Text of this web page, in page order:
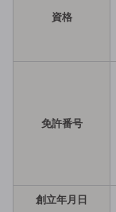
資格
免許番号
創立年月日